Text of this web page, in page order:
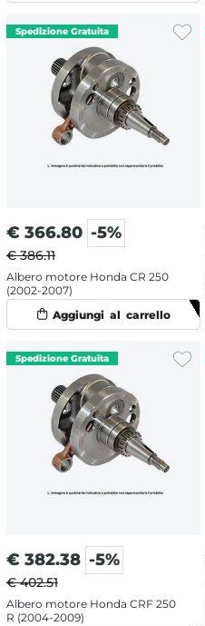
€ 366.80 -5%
€ 386.11
Albero motore Honda CR 250
(2002-2007)
€ 382.38 -5%
€ 402.51
Albero motore Honda CRF 250
R (2004-2009)